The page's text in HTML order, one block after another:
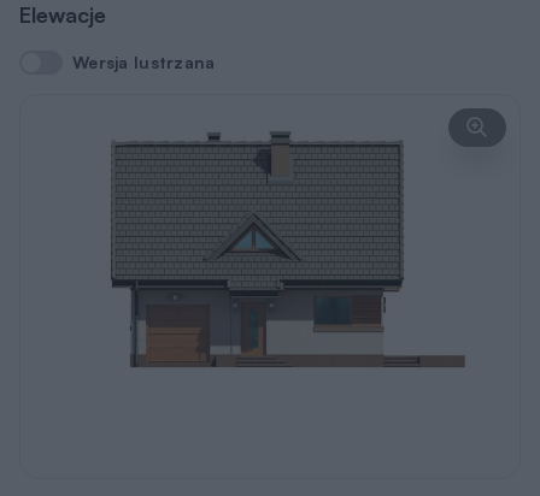
Elewacje
Wersja lustrzana
Wersja lustrzana